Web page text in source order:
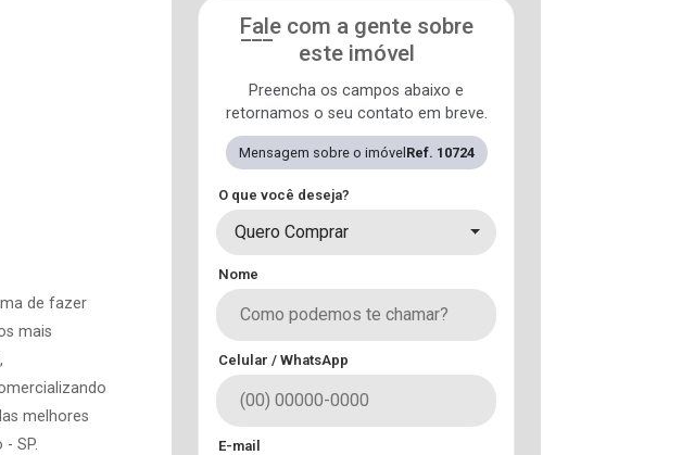
de fazer
mais
melhores
SP.
Fale com a gente sobre
este imóvel
Preencha os campos abaixo e
retornamos o seu contato em breve.
Mensagem sobre o imóvel Ref. 10724
O que você deseja?
Quero Comprar
Nome
Celular / WhatsApp
E-mail